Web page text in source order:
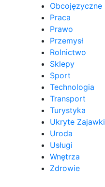
Obcojęzyczne
Praca
Prawo
Przemysł
Rolnictwo
Sklepy
Sport
Technologia
Transport
Turystyka
Ukryte Zajawki
Uroda
Usługi
Wnętrza
Zdrowie